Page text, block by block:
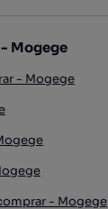
Mogege
- Mogege
- Mogege